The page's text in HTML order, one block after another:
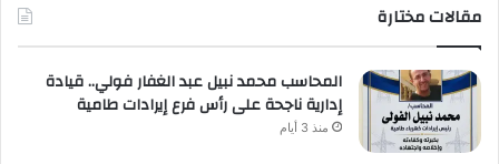
مقالات مختارة
المحاسب محمد نبيل عبد الغفار فولي.. قيادة
إدارية ناجحة على رأس فرع إيرادات طامية
منذ 3 أيام